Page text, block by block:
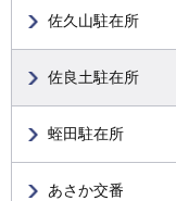
佐久山駐在所
佐良土駐在所
蛭田駐在所
あさか交番